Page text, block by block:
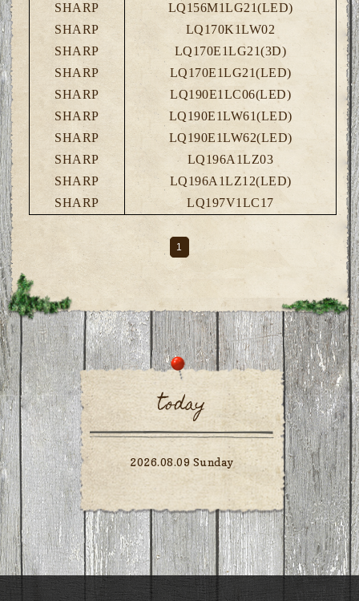
SHARP
LQ156M1LG21(LED)
SHARP
LQ170K1LW02
SHARP
LQ170E1LG21(3D)
SHARP
LQ170E1LG21(LED)
SHARP
LQ190E1LC06(LED)
SHARP
LQ190E1LW61(LED)
SHARP
LQ190E1LW62(LED)
SHARP
LQ196A1LZ03
SHARP
LQ196A1LZ12(LED)
SHARP
LQ197V1LC17
1
today
2026.08.09 Sunday